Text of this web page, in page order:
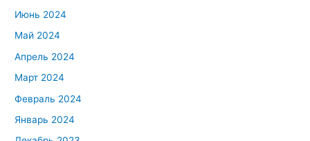
Июнь 2024
Май 2024
Апрель 2024
Март 2024
Февраль 2024
Январь 2024